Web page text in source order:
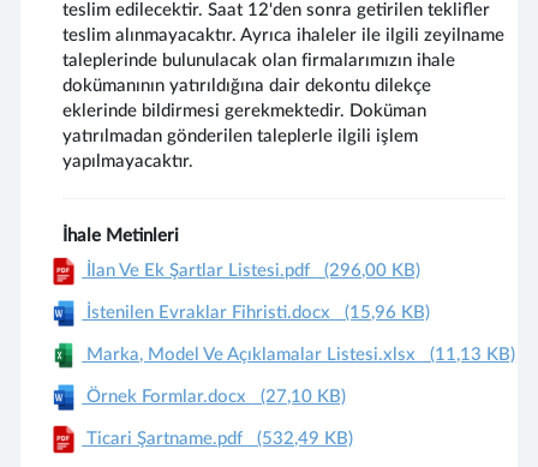
teslim edilecektir. Saat 12'den sonra getirilen teklifler
teslim alınmayacaktır. Ayrıca ihaleler ile ilgili zeyilname
taleplerinde bulunulacak olan firmalarımızın ihale
dokümanının yatırıldığına dair dekontu dilekçe
eklerinde bildirmesi gerekmektedir. Doküman
yatırılmadan gönderilen taleplerle ilgili işlem
yapılmayacaktır.
İhale Metinleri
İlan Ve Ek Şartlar Listesi.pdf
(296,00 KB)
İstenilen Evraklar Fihristi.docx (15,96 KB)
Marka, Model Ve Açıklamalar Listesi.xlsx (11,13 KB)
Örnek Formlar.docx (27,10 KB)
Ticari Şartname.pdf (532,49 KB)